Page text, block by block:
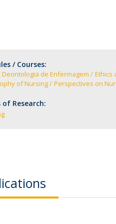
/ Courses:
Deontologia de Enfermagem Ethics
of Nursing
Perspectives on
of Research: